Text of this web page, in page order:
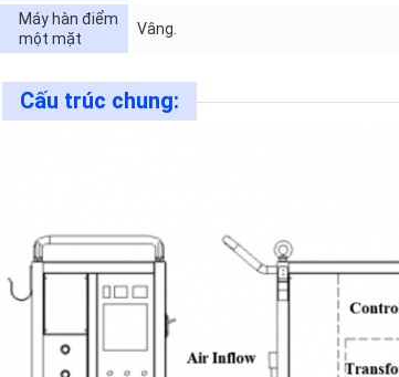
Máy hàn điểm
một mặt
Vâng.
Cấu trúc chung: